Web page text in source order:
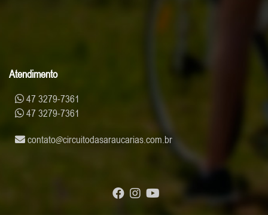
Atendimento
47 3279-7361
47 3279-7361
contato circuitodasaraucarias.com.br